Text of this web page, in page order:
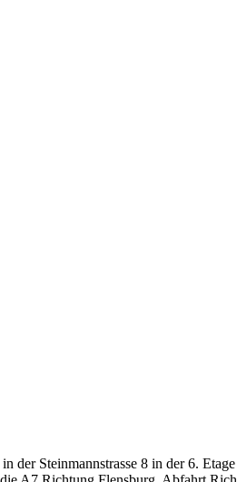
Steinmannstrasse 8 in der 6.